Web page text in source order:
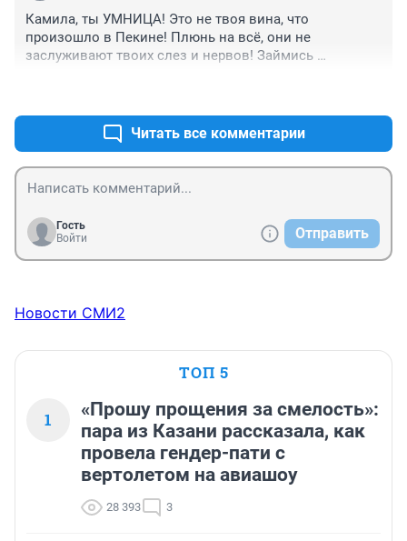
Камила, ты УМНИЦА! Это не твоя вина, что
произошло в Пекине! Плюнь на всё, они не
заслуживают твоих слез и нервов! Займись
Читать все комментарии
Гость
Войти
Отправить
Новости СМИ2
ТОП 5
1
«Прошу прощения за смелость»:
пара из Казани рассказала, как
провела гендер-пати с
вертолетом на авиашоу
28 393 3